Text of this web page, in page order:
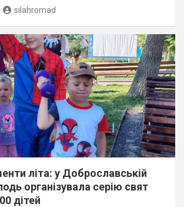
silahromad
літа: у Доброславській
організувала серію свят
дітей